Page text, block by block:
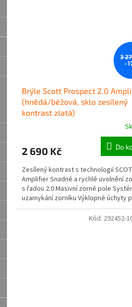
3
Brýle Scott Prospect 2.0
(hnědá/béžová, sklo zesílený
kontrast zlatá)
2 690 Kč Do
Zesílený kontrast s technologií
Amplifier Snadné a rychlé uvolnění
s řadou 2.0 Masivní zorné pole
uzamykání zorníku Výklopné úchyty
Třívrstvá obličejová...
Kód: 292452-